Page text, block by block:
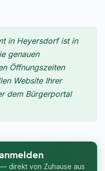
in Heyersdorf ist in
genauen
Öffnungszeiten
Website Ihrer
dem Bürgerportal
direkt von Zuhause aus